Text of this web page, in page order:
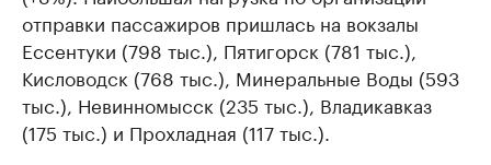
отправки пассажиров пришлась на вокзалы
Ессентуки (798 тыс.), Пятигорск (781 тыс.),
Кисловодск (768 тыс.), Минеральные Воды (593
тыс.), Невинномысск (235 тыс.), Владикавказ
(175 тыс.) и Прохладная (117 тыс.).